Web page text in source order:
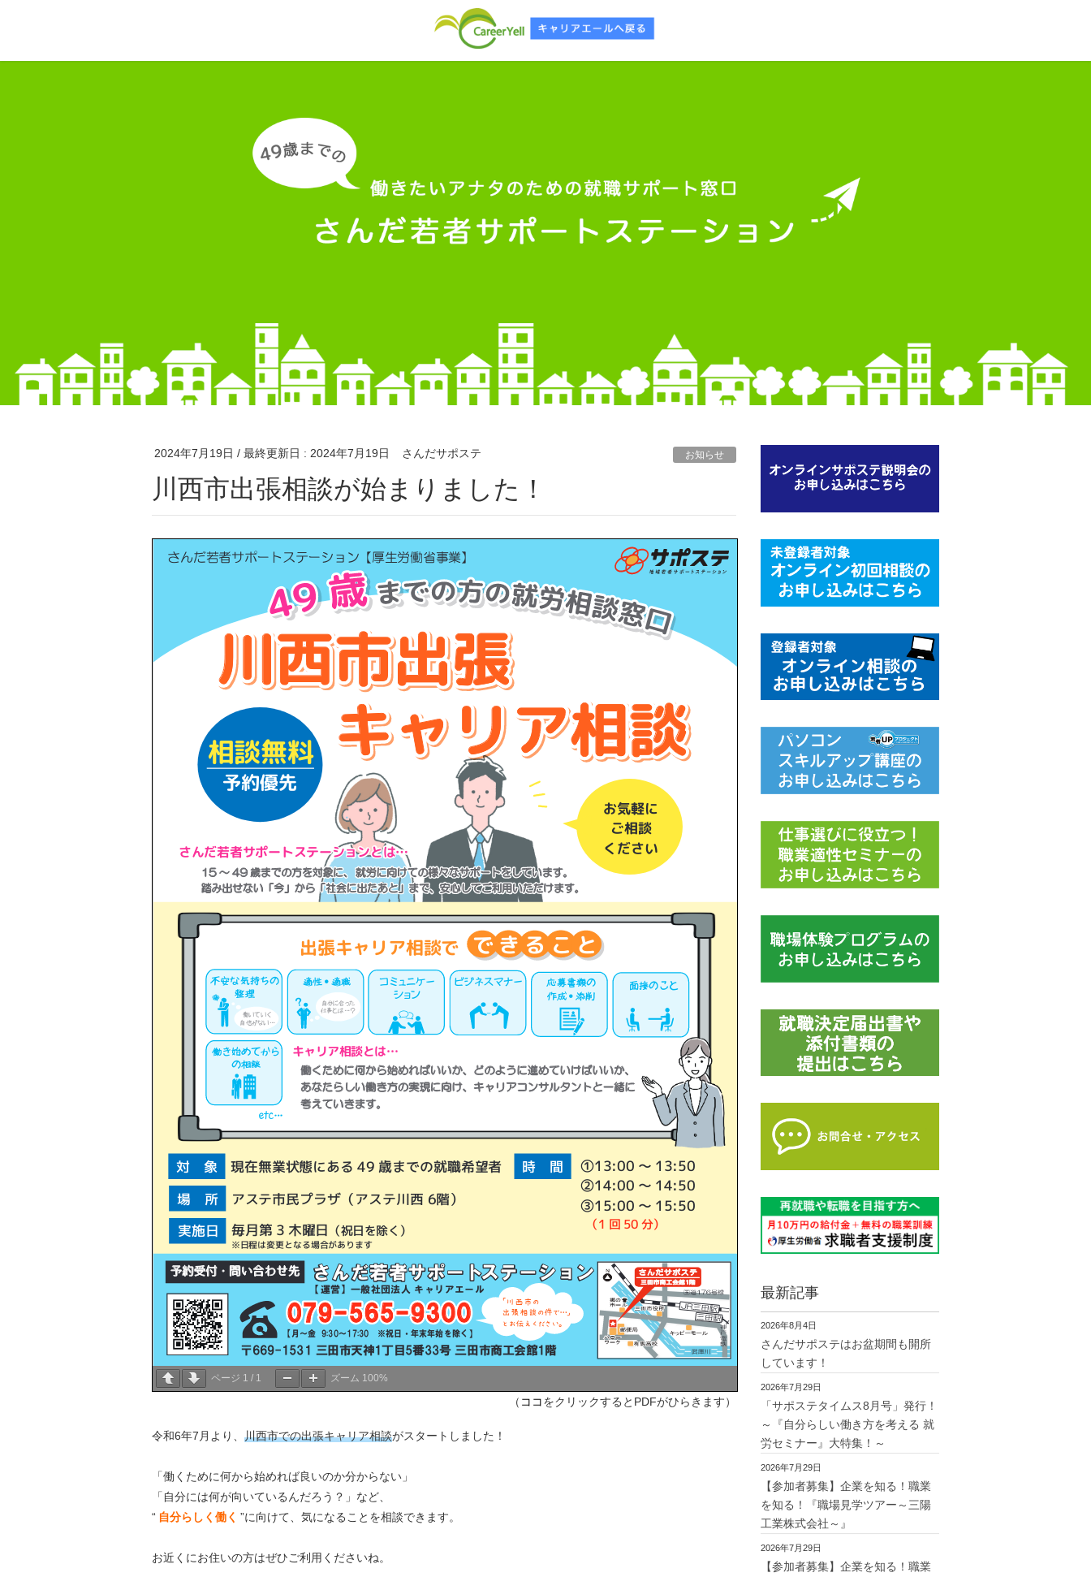
2024年7月19日 / 最終更新日 : 2024年7月19日 さんだサポステ お知らせ
川西市出張相談が始まりました！
ページ 1 / 1 ズーム 100%
（ ココをクリックするとPDFがひらきます）
令和6年7月より、 川西市での出張キャリア相談がスタートしました！
「働くために何から始めれば良いのか分からない」
「自分には何が向いているんだろう？」など、
“ 自分らしく働く ”に向けて、気になることを相談できます。
お近くにお住いの方はぜひご利用くださいね。
最新記事
2026年8月4日
さんだサポステはお盆期間も開所
しています！
2026年7月29日
「サポステタイムス8月号」発行！
～『自分らしい働き方を考える 就
労セミナー』大特集！～
2026年7月29日
【参加者募集】企業を知る！職業
を知る！『職場見学ツアー～三陽
工業株式会社～』
2026年7月29日
【参加者募集】企業を知る！職業